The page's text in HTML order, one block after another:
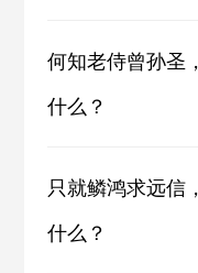
何知老侍曾孙圣
什么？
只就鳞鸿求远信
什么？